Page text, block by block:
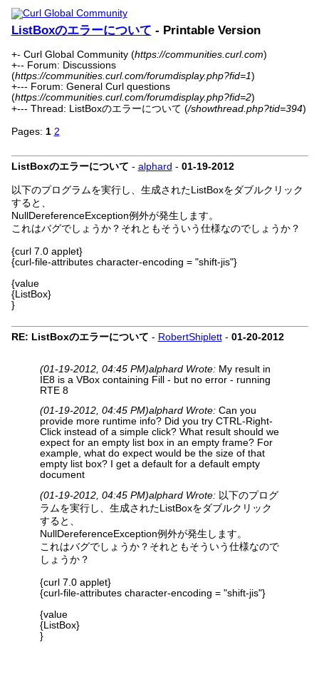
ListBoxのエラーについて - Printable Version
+- Curl Global Community (https://communities.curl.com)
+-- Forum: Discussions
(https://communities.curl.com/forumdisplay.php?fid=1)
+--- Forum: General Curl questions
(https://communities.curl.com/forumdisplay.php?fid=2)
+--- Thread: ListBoxのエラーについて (/showthread.php?tid=394)
Pages: 1 2
ListBoxのエラーについて - alphard - 01-19-2012
以下のプログラムを実行し、生成されたListBoxをダブルクリック
すると、
NullDereferenceException例外が発生します。
これはバグでしょうか？それともそういう仕様なのでしょうか？
{curl 7.0 applet}
{curl-file-attributes character-encoding = "shift-jis"}
{value
{ListBox}
}
RE: ListBoxのエラーについて - RobertShiplett- 01-20-2012
(01-19-2012, 04:45 PM)alphard Wrote: My result in
IE8 is a VBox containing Fill - but no error - running
RTE 8
(01-19-2012, 04:45 PM)alphard Wrote: Can you
provide more runtime info? Did you try CTRL-Right-
Click instead of a simple click? What result should we
expect for an empty list box in an empty frame? For
example, what do expect would be the size of that
empty list box? I get a default for a default empty
document
(01-19-2012, 04:45 PM)alphard Wrote: 以下のプログ
ラムを実行し、生成されたListBoxをダブルクリック
すると、
NullDereferenceException例外が発生します。
これはバグでしょうか？それともそういう仕様なので
しょうか？
{curl 7.0 applet}
{curl-file-attributes character-encoding = "shift-jis"}
{value
{ListBox}
}